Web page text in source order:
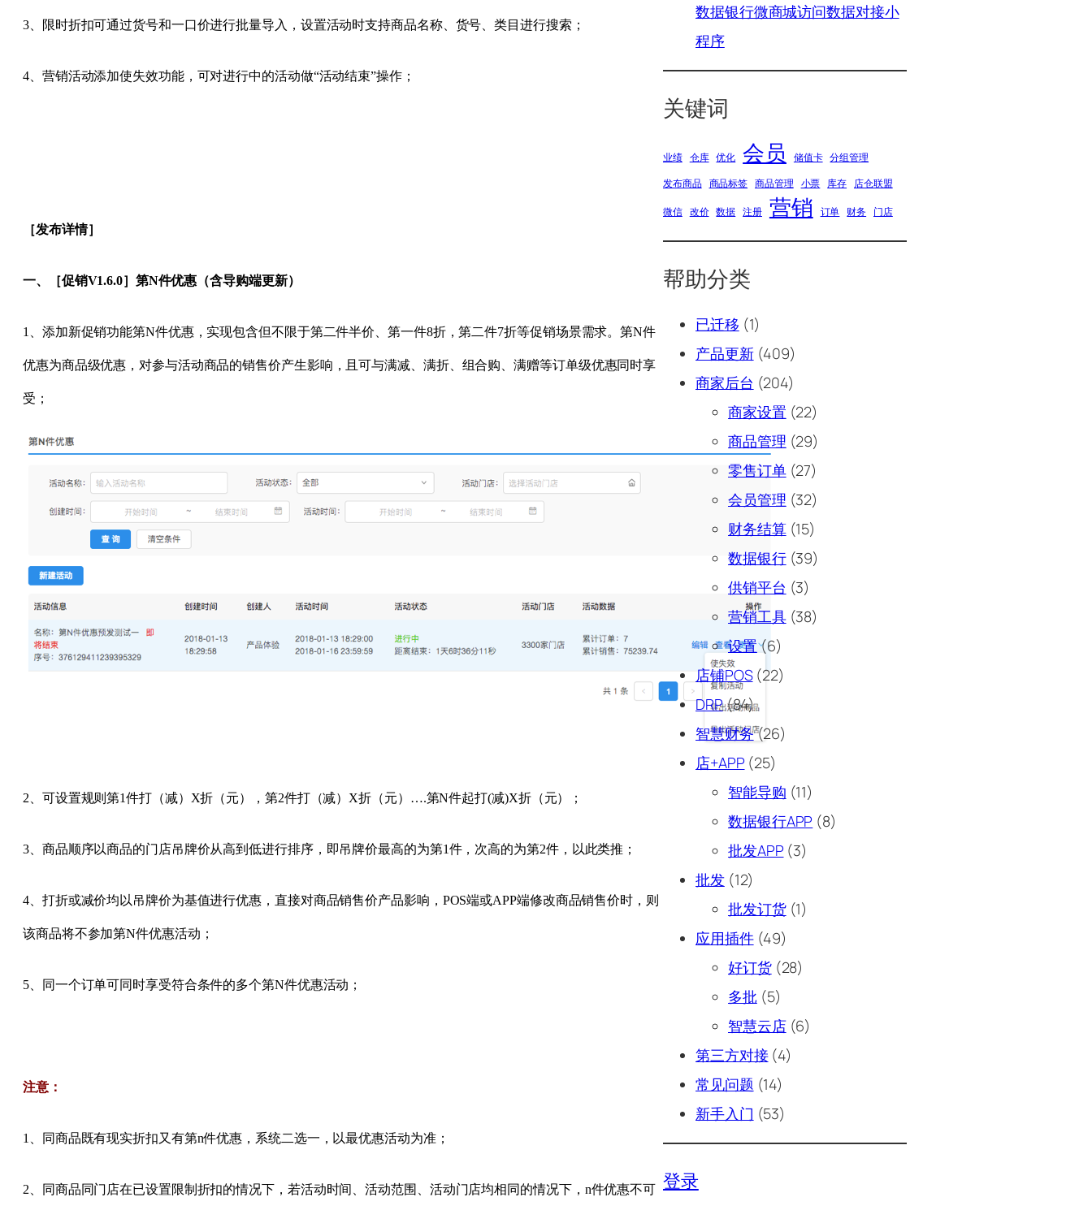
3、限时折扣可通过货号和一口价进行批量导入，设置活动时支持商品名称、货号、类目进行搜索；
4、营销活动添加使失效功能，可对进行中的活动做“活动结束”操作；
［发布详情］
一、［促销V1.6.0］第N件优惠（含导购端更新）
1、添加新促销功能第N件优惠，实现包含但不限于第二件半价、第一件8折，第二件7折等促销场景需求。第N件
优惠为商品级优惠，对参与活动商品的销售价产生影响，且可与满减、满折、组合购、满赠等订单级优惠同时享
受；
2、可设置规则第1件打（减）X折（元），第2件打（减）X折（元）….第N件起打(减)X折（元）；
3、商品顺序以商品的门店吊牌价从高到低进行排序，即吊牌价最高的为第1件，次高的为第2件，以此类推；
4、打折或减价均以吊牌价为基值进行优惠，直接对商品销售价产品影响，POS端或APP端修改商品销售价时，则
该商品将不参加第N件优惠活动；
5、同一个订单可同时享受符合条件的多个第N件优惠活动；
注意：
1、同商品既有现实折扣又有第n件优惠，系统二选一，以最优惠活动为准；
2、同商品同门店在已设置限制折扣的情况下，若活动时间、活动范围、活动门店均相同的情况下，n件优惠不可
数据银行微商城访问数据对接小
程序
关键词
业绩 仓库 优化 会员 储值卡 分组管理
发布商品 商品标签 商品管理 小票 库存 店仓联盟
微信 改价 数据 注册 营销 订单 财务 门店
帮助分类
已迁移 (1)
产品更新(409)
商家后台 (204)
商家设置 (22)
商品管理 (29)
零售订单(27)
会员管理 (32)
财务结算(15)
数据银行(39)
供销平台 (3)
营销工具(38)
设置(6)
店铺POS(22)
DRP(84)
智慧财务(26)
店+APP (25)
智能导购 (11)
数据银行APP (8)
批发APP (3)
批发(12)
批发订货(1)
应用插件(49)
好订货(28)
多批 (5)
智慧云店(6)
第三方对接(4)
常见问题 (14)
新手入门 (53)
登录